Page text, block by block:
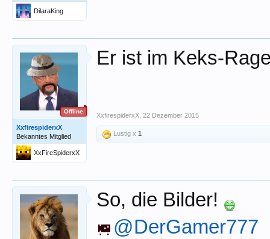
DilaraKing
Offline
XxfirespiderxX
Bekanntes Mitglied
XxFireSpiderxX
Er ist im Keks-
XxfirespiderxX 22 Dezember 2015
Lustig x 1
So, die Bilder!
@DerGamer777